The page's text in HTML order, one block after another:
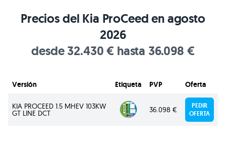
Precios del Kia ProCeed en agosto
2026
desde 32.430 € hasta 36.098 €
Versión Etiqueta PVP Oferta
KIA PROCEED 1.5 MHEV 103KW
GT LINE DCT 36.098 €
PEDIR
OFERTA